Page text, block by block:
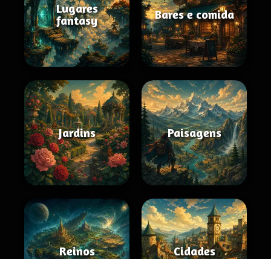
Lugares
fantasy
Bares e comida
Jardins Paisagens
Reinos Cidades